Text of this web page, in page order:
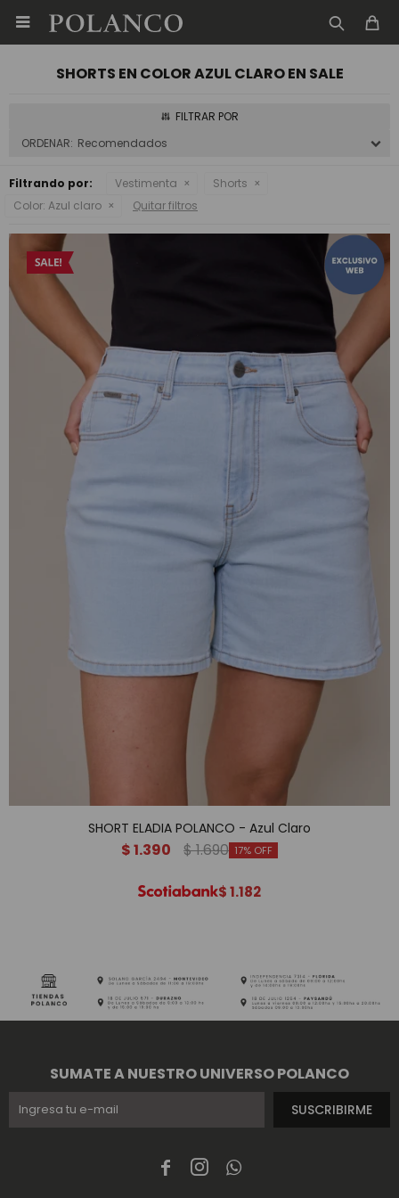

SHORTS EN COLOR AZUL CLARO EN SALE
Recomendados
Filtrando por: Vestimenta
Shorts
Color: Azul claro Quitar filtros
SHORT ELADIA POLANCO - Azul Claro
$1.390 $1.690 17
$1.182
  
SUMATE A NUESTRO UNIVERSO POLANCO
SUSCRIBIRME